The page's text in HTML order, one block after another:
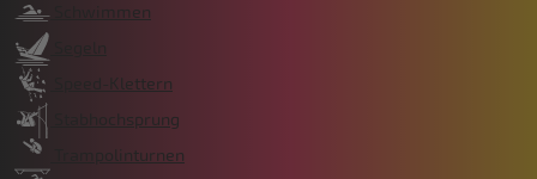
Schwimmen
Segeln
Speed-Klettern
Stabhochsprung
Trampolinturnen